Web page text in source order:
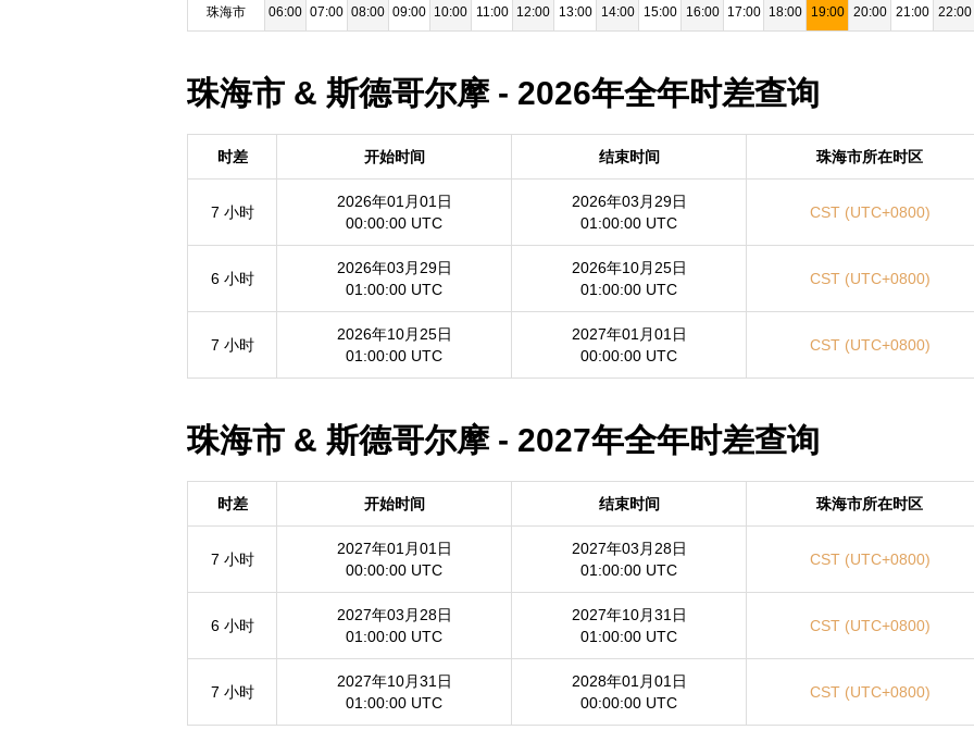
珠海市 06:00 07:00 08:00 09:00 10:00 11:00 12:00 13:00 14:00 15:00 16:00 17:00 18:00 19:00 20:00 21:00 22:00
珠海市 & 斯德哥尔摩 - 2026年全年时差查询
时差 开始时间 结束时间 珠海市所在时区
7 小时
2026年01月01日
00:00:00 UTC
2026年03月29日
01:00:00 UTC
CST (UTC+0800)
6 小时
2026年03月29日
01:00:00 UTC
2026年10月25日
01:00:00 UTC
CST (UTC+0800)
7 小时
2026年10月25日
01:00:00 UTC
2027年01月01日
00:00:00 UTC
CST (UTC+0800)
珠海市 & 斯德哥尔摩 - 2027年全年时差查询
时差 开始时间 结束时间 珠海市所在时区
7 小时
2027年01月01日
00:00:00 UTC
2027年03月28日
01:00:00 UTC
CST (UTC+0800)
6 小时
2027年03月28日
01:00:00 UTC
2027年10月31日
01:00:00 UTC
CST (UTC+0800)
7 小时
2027年10月31日
01:00:00 UTC
2028年01月01日
00:00:00 UTC
CST (UTC+0800)